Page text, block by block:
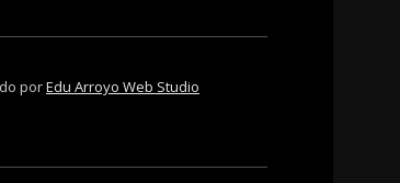
porEdu Arroyo Web Studio